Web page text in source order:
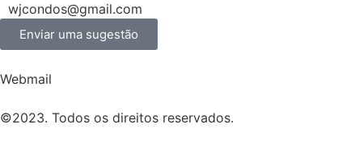
wjcondos@gmail.com
Enviar uma sugestão
Webmail
©2023. Todos os direitos reservados.